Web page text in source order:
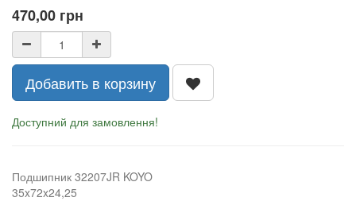
470,00 грн
Добавить в корзину
Доступний для замовлення!
Подшипник 32207JR KOYO
35x72x24,25